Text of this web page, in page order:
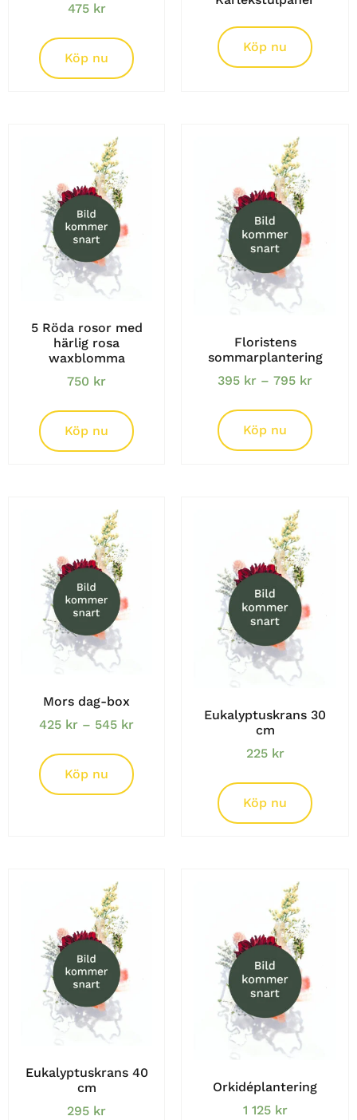
475 kr
Köp nu
Köp nu
5 Röda rosor med
härlig rosa
waxblomma
750 kr
Köp nu
Floristens
sommarplantering
395 kr – 795 kr
Köp nu
Mors dag-box
425 kr – 545 kr
Köp nu
Eukalyptuskrans 30
cm
225 kr
Köp nu
Eukalyptuskrans 40
cm
295 kr
Orkidéplantering
1 125 kr